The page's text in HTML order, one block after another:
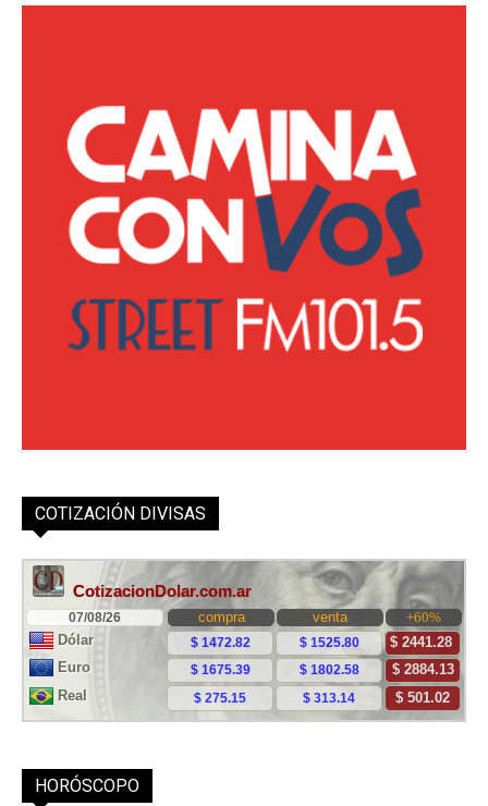
COTIZACIÓN DIVISAS
HORÓSCOPO